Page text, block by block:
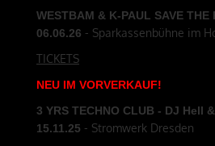
WESTBAM & K-PAUL SAVE THE
06.06.26 - Sparkassenbühne im
TICKETS
NEU IM VORVERKAUF!
3 YRS TECHNO CLUB - DJ Hell
15.11.25 - Stromwerk Dresden